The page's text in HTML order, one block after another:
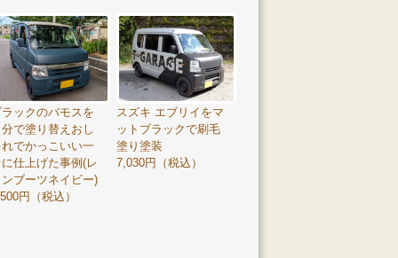
ックのバモスを
で塗り替えおし
でかっこいい一
仕上げた事例(レ
ブーツネイビー)
円（税込）
スズキ エブリイをマ
ットブラックで刷毛
塗り塗装
7,030円（税込）